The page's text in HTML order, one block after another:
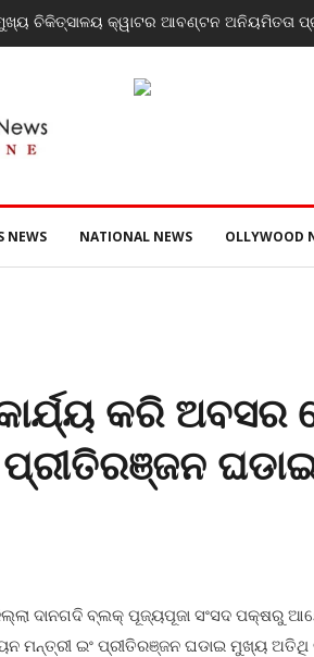
ଚିକିତ୍ସାଳୟ କ୍ୱାଟର ଆବଣ୍ଟନ ଅନିୟମିତତା
NEWS NATIONAL NEWS OLLYWOOD
କରି ଅବସର
ଦାନଗଦି ବ୍ଲକ୍ ପୂଜ୍ୟପୂଜା ସଂସଦ ପକ୍ଷରୁ
ମନ୍ତ୍ରୀ ଇଂ ପ୍ରୀତିରଞ୍ଜନ ଘଡାଇ ମୁଖ୍ୟ